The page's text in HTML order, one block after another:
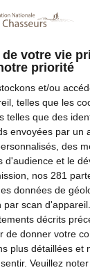
votre vie
priorité
et/ou
telles que les
telles que des
envoyées par un
des
d'audience et le
nos 281
données de
par scan
décrits
de donner votre
plus détaillées et
Veuillez